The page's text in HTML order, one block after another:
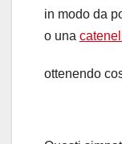
in modo da
o una
ottenendo